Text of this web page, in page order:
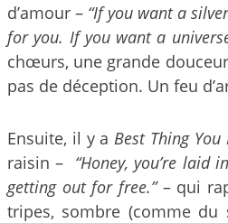
d’amour – “If you want a
for you. If you want a
chœurs, une grande
pas de déception. Un feu
Ensuite, il y a Best Thing You
raisin – “Honey, you’re laid
getting out for free.”– qui
tripes, sombre (comme